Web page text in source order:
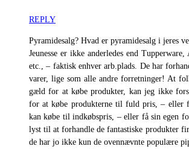
REPLY
Pyramidesalg? Hvad er pyramidesalg i jeres
Jeunesse er ikke anderledes end
etc., – faktisk enhver arb.plads. De har
varer, lige som alle andre forretninger! At
gæld for at købe produkter, kan jeg ikke
for at købe produkterne til fuld pris, – eller
kan købe til indkøbspris, – eller få sin egen
lyst til at forhandle de fantastiske produkter
de har jo ikke kun de ovennævnte populære